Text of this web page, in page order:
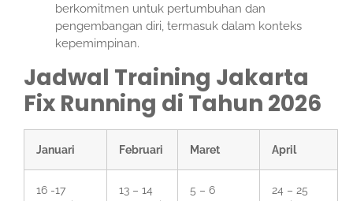
berkomitmen untuk pertumbuhan dan
pengembangan diri, termasuk dalam konteks
kepemimpinan.
Jadwal Training Jakarta
Fix Running di Tahun 2026
Januari Februari Maret April
16 -17
13 – 14
5 – 6
24 – 25